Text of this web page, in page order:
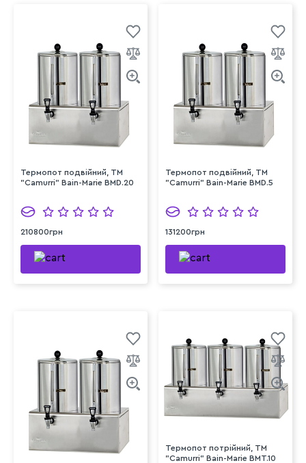
Термопот подвійний, TM
"Camurri" Bain-Marie BMD.20
210800грн
Термопот подвійний, TM
"Camurri" Bain-Marie BMD.5
131200грн
Термопот потрійний, TM
"Camurri" Bain-Marie BMT.10